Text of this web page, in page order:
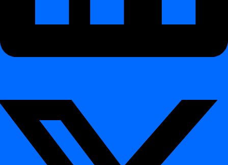
delay
Weekend
pattern shift
Le modèle IA s'adapte automatiquement
lorsqu'aucune donnée n'est attendue le dimanche
Architecture et exécution¶